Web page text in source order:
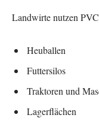
Landwirte nutzen
Heuballen
Futtersilos
Traktoren und
Lagerflächen